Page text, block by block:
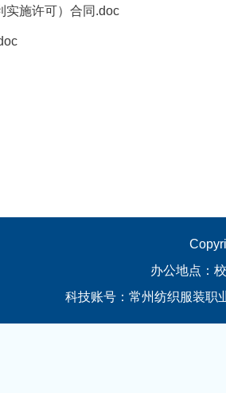
实施许可）合同.doc
办公地点：
科技账号：常州纺织服装